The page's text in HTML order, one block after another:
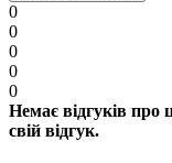
0
0
0
0
0
Немає відгуків
свій відгук.